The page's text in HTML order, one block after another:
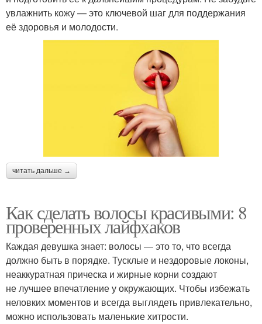
увлажнить кожу — это ключевой шаг для поддержания
её здоровья и молодости.
читать дальше →
Как сделать волосы красивыми: 8
проверенных лайфхаков
Каждая девушка знает: волосы — это то, что всегда
должно быть в порядке. Тусклые и нездоровые локоны,
неаккуратная прическа и жирные корни создают
не лучшее впечатление у окружающих. Чтобы избежать
неловких моментов и всегда выглядеть привлекательно,
можно использовать маленькие хитрости.